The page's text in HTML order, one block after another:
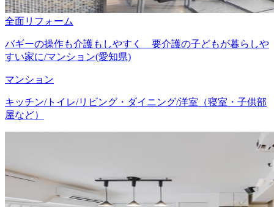
全面リフォーム
バギーの操作も介護もしやすく 要介護の子どもが暮らしや
すい家に/マンション(愛知県)
マンション
キッチン/トイレ/リビング・ダイニング/洋室（寝室・子供部
屋など）